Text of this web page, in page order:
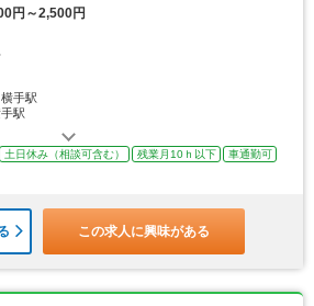
円～2,500円
横手駅
駅
土日休み（相談可含む） 残業月10ｈ以下
車通勤可
この求人に興味がある